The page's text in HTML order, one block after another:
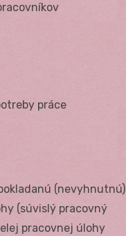
práce
(nevyhnutnú)
(súvislý pracovný
pracovnej úlohy